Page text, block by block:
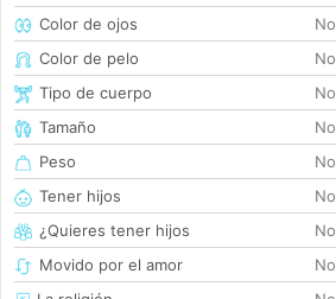
Color de ojos
Color de pelo
Tipo de cuerpo
Tamaño
Peso
Tener hijos
¿Quieres tener hijos
Movido por el amor